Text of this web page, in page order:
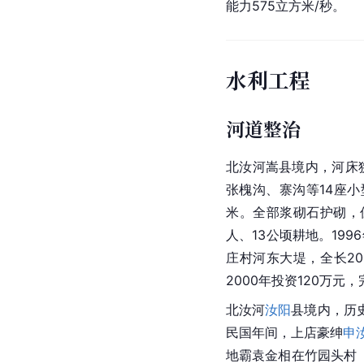
能力575立方米/秒。
水利工程
河道整治
北汝河嵩县境内，河床
张槐沟、寨沟等14座
米。全部浆砌石护砌
人、13公顷耕地。
庄村河东大堤，全长
2000年投资120万元，
北汝河汝阳县境内，历
民国年间，上店豪绅申
地霸袁金相在竹园头村